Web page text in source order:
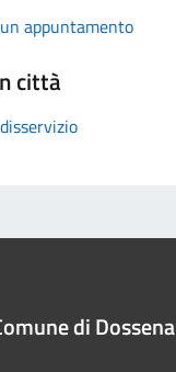
appuntamento
città
di Dossena